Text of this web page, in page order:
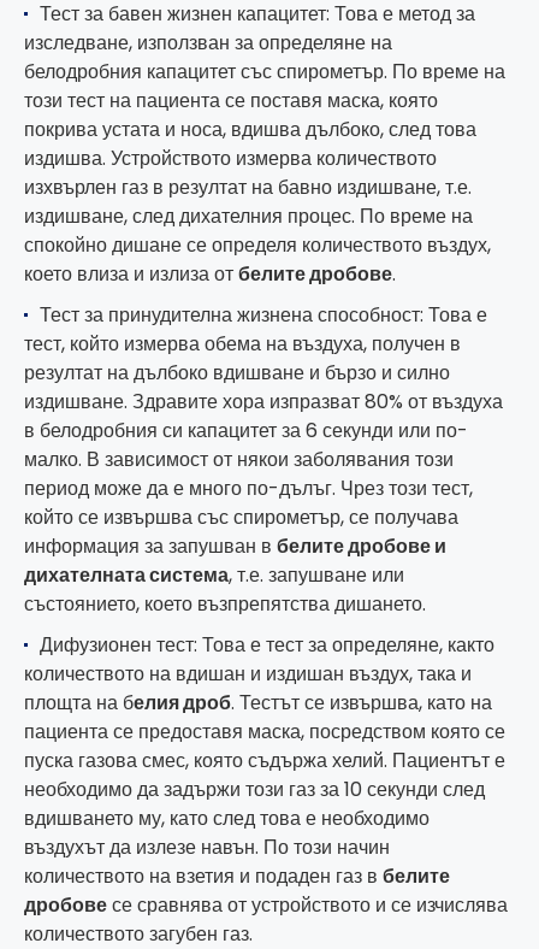
Тест за бавен жизнен капацитет: Това е метод за
изследване, използван за определяне на
белодробния капацитет със спирометър. По време на
този тест на пациента се поставя маска, която
покрива устата и носа, вдишва дълбоко, след това
издишва. Устройството измерва количеството
изхвърлен газ в резултат на бавно издишване, т.е.
издишване, след дихателния процес. По време на
спокойно дишане се определя количеството въздух,
което влиза и излиза отбелите дробове.
Тест за принудителна жизнена способност: Това е
тест, който измерва обема на въздуха, получен в
резултат на дълбоко вдишване и бързо и силно
издишване. Здравите хора изпразват 80% от въздуха
в белодробния си капацитет за 6 секунди или по-
малко. В зависимост от някои заболявания този
период може да е много по-дълъг. Чрез този тест,
който се извършва със спирометър, се получава
информация за запушван в белите дробове и
дихателната система, т.е. запушване или
състоянието, което възпрепятства дишането.
Дифузионен тест: Това е тест за определяне, както
количеството на вдишан и издишан въздух, така и
площта на белия дроб. Тестът се извършва, като на
пациента се предоставя маска, посредством която се
пуска газова смес, която съдържа хелий. Пациентът е
необходимо да задържи този газ за 10 секунди след
вдишването му, като след това е необходимо
въздухът да излезе навън. По този начин
количеството на взетия и подаден газ в белите
дробовесе сравнява от устройството и се изчислява
количеството загубен газ.